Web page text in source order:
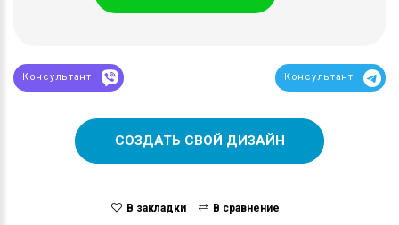
Консультант Консультант
СОЗДАТЬ СВОЙ ДИЗАЙН
В закладки В сравнение